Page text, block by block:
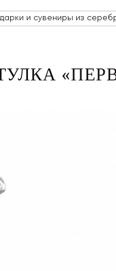
и сувениры из